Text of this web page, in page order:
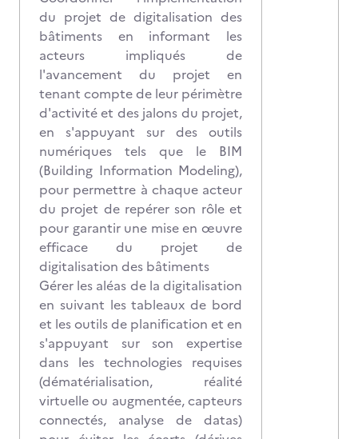
du projet de digitalisation des
bâtiments en informant les
acteurs impliqués de
l'avancement du projet en
tenant compte de leur périmètre
d'activité et des jalons du projet,
en s'appuyant sur des outils
numériques tels que le BIM
(Building Information Modeling),
pour permettre à chaque acteur
du projet de repérer son rôle et
pour garantir une mise en œuvre
efficace du projet de
digitalisation des bâtiments
Gérer les aléas de la digitalisation
en suivant les tableaux de bord
et les outils de planification et en
s'appuyant sur son expertise
dans les technologies requises
(dématérialisation, réalité
virtuelle ou augmentée, capteurs
connectés, analyse de datas)